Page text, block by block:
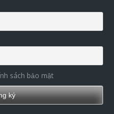
sách bảo mật